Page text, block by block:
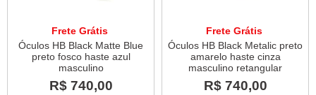
Frete Grátis
Óculos HB Black Matte Blue
preto fosco haste azul
masculino
R$ 740,00
Frete Grátis
Óculos HB Black Metalic preto
amarelo haste cinza
masculino retangular
R$ 740,00